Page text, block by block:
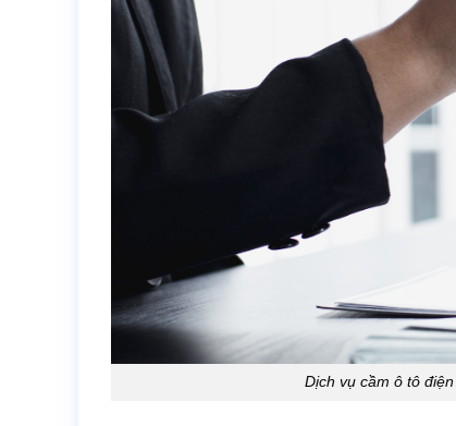
Dịch vụ cầm ô tô